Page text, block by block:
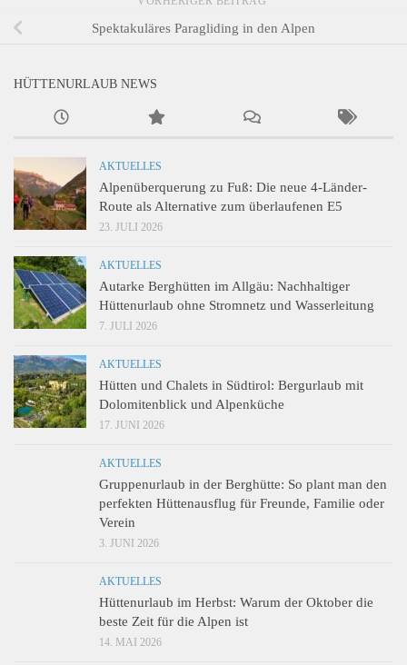
Spektakuläres Paragliding in den Alpen
HÜTTENURLAUB NEWS
AKTUELLES
Alpenüberquerung zu Fuß: Die neue 4-Länder-
Route als Alternative zum überlaufenen E5
23. JULI 2026
AKTUELLES
Autarke Berghütten im Allgäu: Nachhaltiger
Hüttenurlaub ohne Stromnetz und Wasserleitung
7. JULI 2026
AKTUELLES
Hütten und Chalets in Südtirol: Bergurlaub mit
Dolomitenblick und Alpenküche
17. JUNI 2026
AKTUELLES
Gruppenurlaub in der Berghütte: So plant man den
perfekten Hüttenausflug für Freunde, Familie oder
Verein
3. JUNI 2026
AKTUELLES
Hüttenurlaub im Herbst: Warum der Oktober die
beste Zeit für die Alpen ist
14. MAI 2026